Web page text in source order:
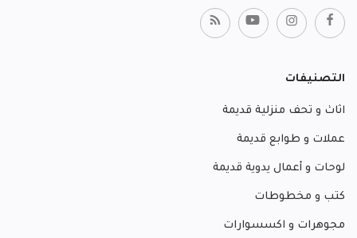
التصنيفات
اثاث و تحف منزلية قديمة
عملات و طوابع قديمة
لوحات و أعمال يدوية قديمة
كتب و مخطوطات
مجوهرات و اكسسوارات